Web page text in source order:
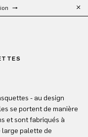
- au design
se portent de manière
et sont fabriqués à
large palette de